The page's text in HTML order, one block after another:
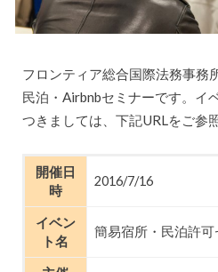
フロンティア総合国際法務事務
民泊・Airbnbセミナーです。イ
つきましては、下記URLをご参
開催日
時
2016/7/16
イベン
ト名
簡易宿所・民泊許可